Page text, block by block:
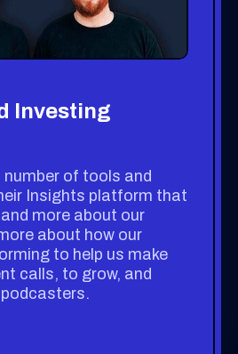
Investing
of tools and
Insights platform that
more about our
about how our
to help us make
calls, to grow, and